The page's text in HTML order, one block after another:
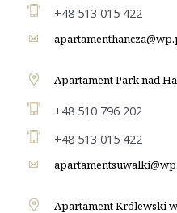
+48 513 015 422
Apartament Park nad
+48 510 796 202
+48 513 015 422
Apartament Królewski w